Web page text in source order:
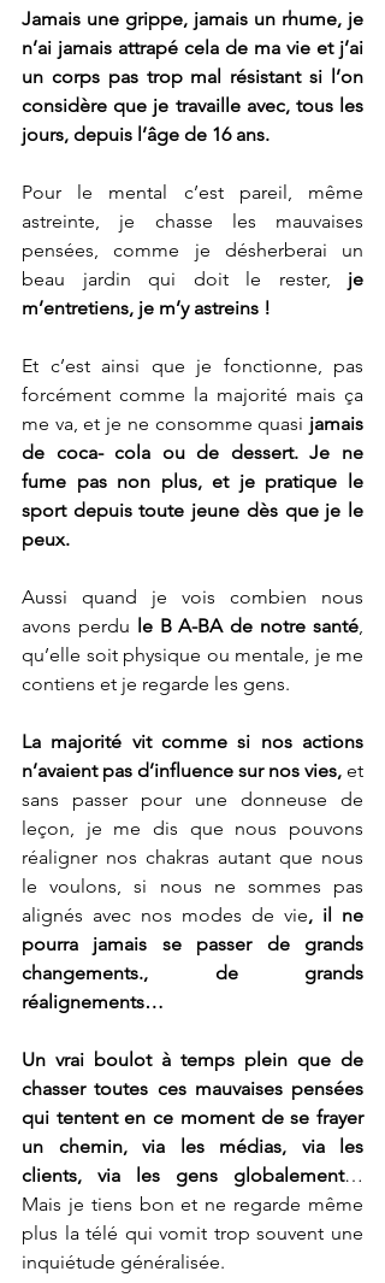
Jamais une grippe, jamais un rhume, je
n’ai jamais attrapé cela de ma vie et j’ai
un corps pas trop mal résistant si l’on
considère que je travaille avec, tous les
jours, depuis l’âge de 16 ans.
Pour le mental c’est pareil, même
astreinte, je chasse les mauvaises
pensées, comme je désherberai un
beau jardin qui doit le rester, je
m’entretiens, je m’y astreins !
Et c’est ainsi que je fonctionne, pas
forcément comme la majorité mais ça
me va, et je ne consomme quasi jamais
de coca- cola ou de dessert. Je ne
fume pas non plus, et je pratique le
sport depuis toute jeune dès que je le
peux.
Aussi quand je vois combien nous
avons perdu le B A-BA de notre santé,
qu’elle soit physique ou mentale, je me
contiens et je regarde les gens.
La majorité vit comme si nos actions
n’avaient pas d’influence sur nos vies, et
sans passer pour une donneuse de
leçon, je me dis que nous pouvons
réaligner nos chakras autant que nous
le voulons, si nous ne sommes pas
alignés avec nos modes de vie, il ne
pourra jamais se passer de grands
changements., de grands
réalignements…
Un vrai boulot à temps plein que de
chasser toutes ces mauvaises pensées
qui tentent en ce moment de se frayer
un chemin, via les médias, via les
clients, via les gens globalement…
Mais je tiens bon et ne regarde même
plus la télé qui vomit trop souvent une
inquiétude généralisée.